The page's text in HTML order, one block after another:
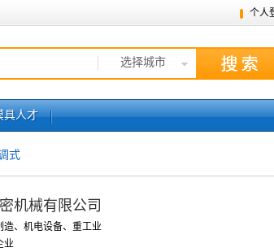
个人
选择城市
具人才
式
机械有限公司
造、机电设备、重工业
业